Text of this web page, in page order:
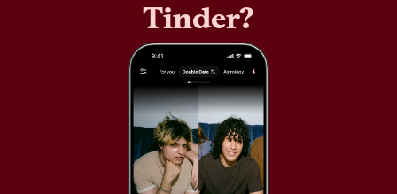
Tinder?